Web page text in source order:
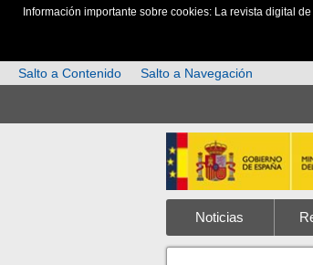
Información importante sobre cookies: La revista digital
Salto a Contenido
Salto a Navegación
Noticias